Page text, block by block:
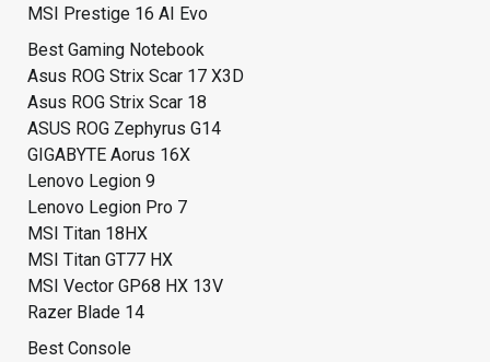
MSI Prestige 16 AI Evo
Best Gaming Notebook
Asus ROG Strix Scar 17 X3D
Asus ROG Strix Scar 18
ASUS ROG Zephyrus G14
GIGABYTE Aorus 16X
Lenovo Legion 9
Lenovo Legion Pro 7
MSI Titan 18HX
MSI Titan GT77 HX
MSI Vector GP68 HX 13V
Razer Blade 14
Best Console